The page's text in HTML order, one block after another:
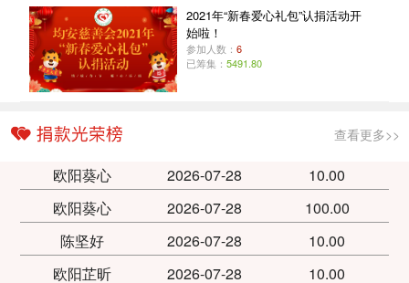
2021年“新春爱心礼包”认捐活动开
始啦！
参加人数： 6
已筹集： 5491.80
查看更多>>
欧阳葵心 2026-07-28
10.00
欧阳葵心
2026-07-28
100.00
陈坚好
2026-07-28
10.00
欧阳芷昕
2026-07-28
10.00